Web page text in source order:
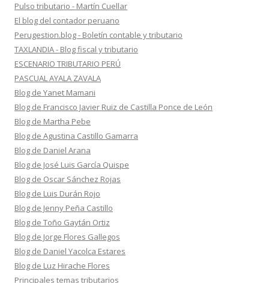
Pulso tributario - Martín Cuellar
El blog del contador peruano
Perugestion.blog - Boletín contable y tributario
TAXLANDIA - Blog fiscal y tributario
ESCENARIO TRIBUTARIO PERÚ
PASCUAL AYALA ZAVALA
Blog de Yanet Mamani
Blog de Francisco Javier Ruiz de Castilla Ponce de León
Blog de Martha Pebe
Blog de Agustina Castillo Gamarra
Blog de Daniel Arana
Blog de José Luis García Quispe
Blog de Oscar Sánchez Rojas
Blog de Luis Durán Rojo
Blog de Jenny Peña Castillo
Blog de Toño Gaytán Ortiz
Blog de Jorge Flores Gallegos
Blog de Daniel Yacolca Estares
Blog de Luz Hirache Flores
Principales temas tributarios